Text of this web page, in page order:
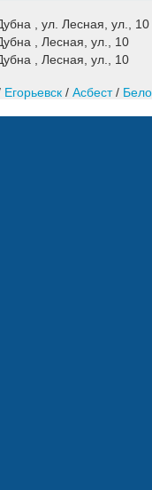
, ул. Лесная, ул., 10
, Лесная, ул., 10
, Лесная, ул., 10
Егорьевск / Асбест/